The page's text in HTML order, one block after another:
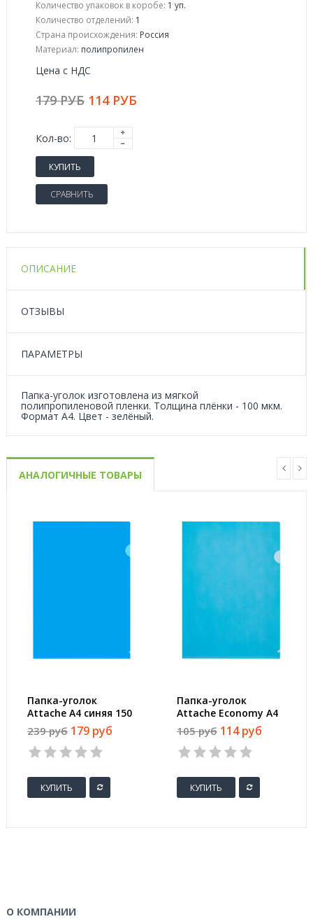
Количество упаковок в коробе: 1 уп.
Количество отделений: 1
Страна происхождения: Россия
Материал: полипропилен
Цена с НДС
179 РУБ 114 РУБ
Кол-во:
КУПИТЬ
СРАВНИТЬ
ОПИСАНИЕ
ОТЗЫВЫ
ПАРАМЕТРЫ
Папка-уголок изготовлена из мягкой
полипропиленовой пленки. Толщина плёнки - 100 мкм.
Формат А4. Цвет - зелёный.
АНАЛОГИЧНЫЕ ТОВАРЫ
Папка-уголок
Attache A4 синяя 150
мкм (10 штук в
упаковке)
239 руб 179 руб
КУПИТЬ
Папка-уголок
Attache Economy A4
синяя 100 мкм (10
штук в упаковке)
105 руб 114 руб
КУПИТЬ
О КОМПАНИИ